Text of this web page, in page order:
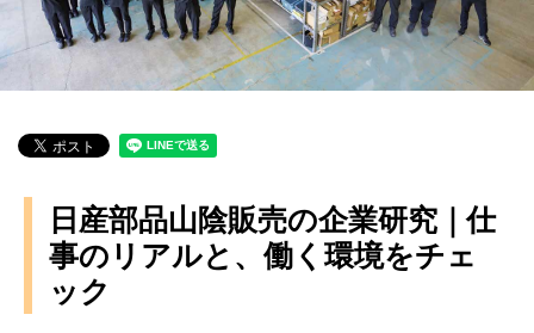
日産部品山陰販売の企業研究｜仕
事のリアルと、働く環境をチェ
ック